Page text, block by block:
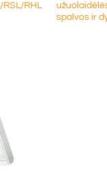
RSL/RHL
spalvos ir